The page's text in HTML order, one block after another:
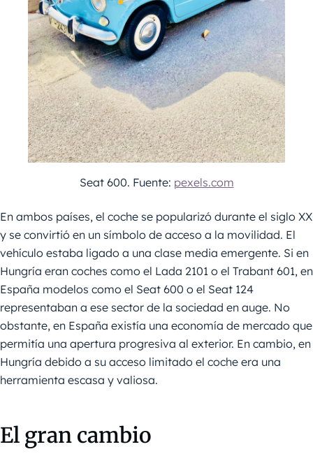
Seat 600. Fuente: pexels.com
En ambos países, el coche se popularizó durante el siglo XX
y se convirtió en un símbolo de acceso a la movilidad. El
vehículo estaba ligado a una clase media emergente. Si en
Hungría eran coches como el Lada 2101 o el Trabant 601, en
España modelos como el Seat 600 o el Seat 124
representaban a ese sector de la sociedad en auge. No
obstante, en España existía una economía de mercado que
permitía una apertura progresiva al exterior. En cambio, en
Hungría debido a su acceso limitado el coche era una
herramienta escasa y valiosa.
El gran cambio